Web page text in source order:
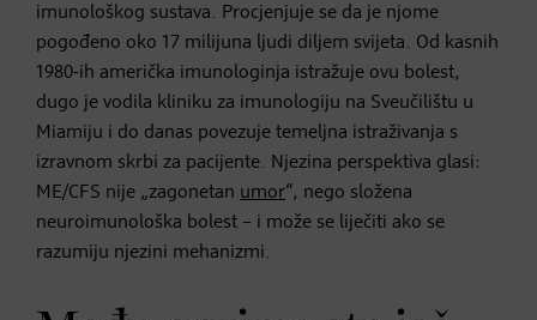
imunološkog sustava. Procjenjuje se da je njome
pogođeno oko 17 milijuna ljudi diljem svijeta. Od kasnih
1980-ih američka imunologinja istražuje ovu bolest,
dugo je vodila kliniku za imunologiju na Sveučilištu u
Miamiju i do danas povezuje temeljna istraživanja s
izravnom skrbi za pacijente. Njezina perspektiva glasi:
ME/CFS nije „zagonetan umor“, nego složena
neuroimunološka bolest – i može se liječiti ako se
razumiju njezini mehanizmi.